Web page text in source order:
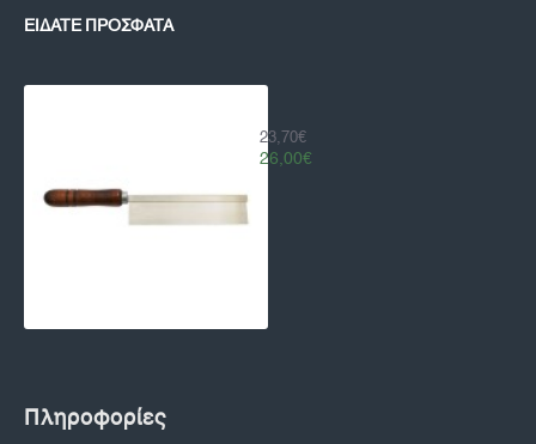
ΕΊΔΑΤΕ ΠΡΌΣΦΑΤΑ
23,70€
26,00€
Πληροφορίες